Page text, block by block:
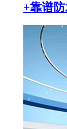
+靠谱